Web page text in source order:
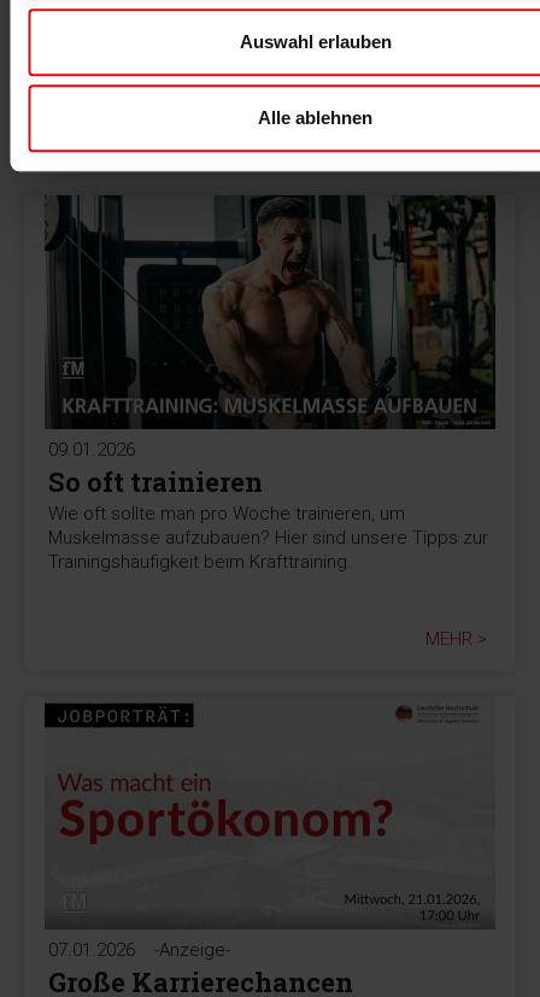
Auswahl erlauben
Alle ablehnen
Ralf Trierweiler (juka dojo Fitness Club) zeigt in der
neuen Podcastfolge, welche Faktoren beim Schritt
und welche Fehler vermieden werden sollten.
09.01.2026
So oft trainieren
Wie oft sollte man pro Woche trainieren, um
Muskelmasse aufzubauen? Hier sind unsere Tipps zur
Trainingshäufigkeit beim Krafttraining.
MEHR >
07.01.2026 -Anzeige-
Große Karrierechancen